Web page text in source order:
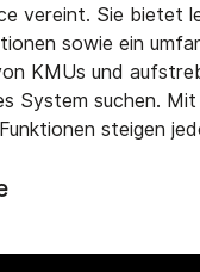
vereint. Sie bietet
sowie ein
KMUs und
System suchen.
steigen